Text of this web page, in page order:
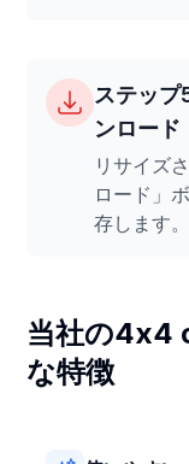
ステップ
ンロード
リサイズ
ロード」
存します。
当社の4x4
な特徴